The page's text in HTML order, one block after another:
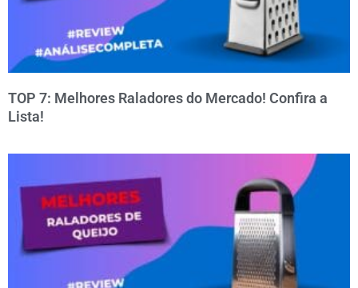
TOP 7: Melhores Raladores do Mercado! Confira a
Lista!